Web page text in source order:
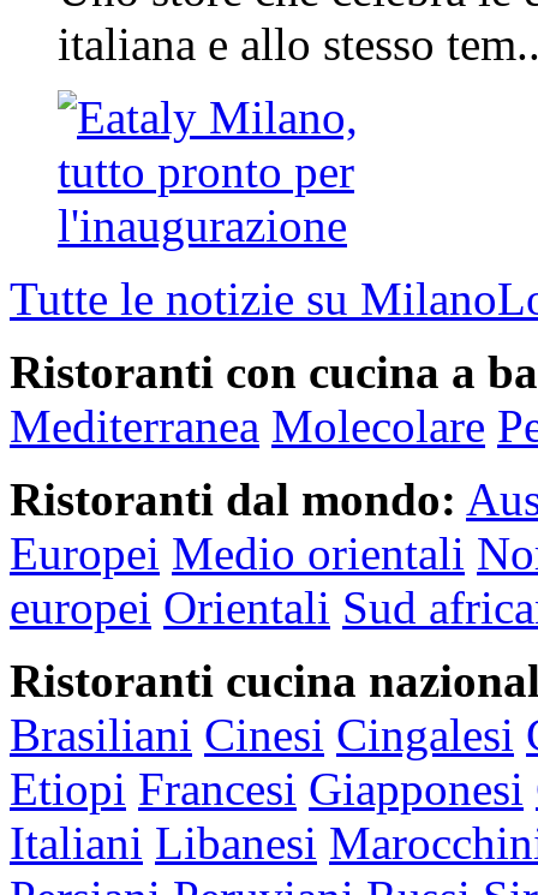
italiana e allo stesso
Tutte le notizie su
Ristoranti con cucina a
Mediterranea Molecolare
Ristoranti dal mondo:
Europei Medio orientali
europei Orientali Sud
Ristoranti cucina
Brasiliani Cinesi Cingalesi
Etiopi Francesi Giapponesi
Italiani Libanesi